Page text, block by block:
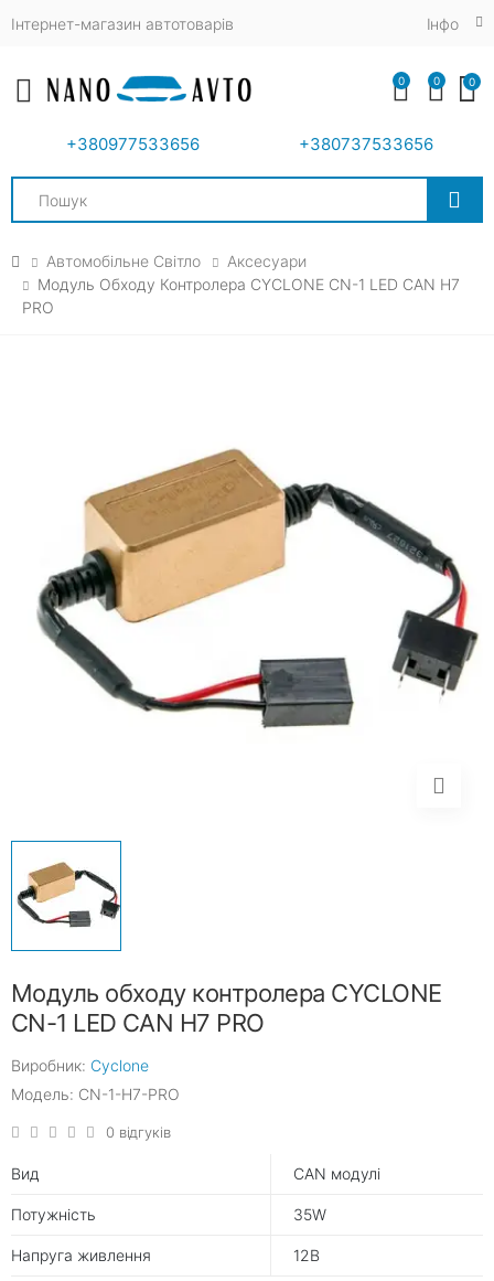
Інтернет-магазин автотоварів Iнфо
Toggle mobile menu
+380977533656 +380737533656
Search
0 0 0
Автомобільне Світло
Аксесуари
Модуль Обходу Контролера CYCLONE CN-1 LED CAN H7
PRO
Модуль обходу контролера CYCLONE
CN-1 LED CAN H7 PRO
Виробник: Cyclone
Модель: CN-1-H7-PRO
0 відгуків
Вид CAN модулi
Потужність 35W
Напруга живлення 12В